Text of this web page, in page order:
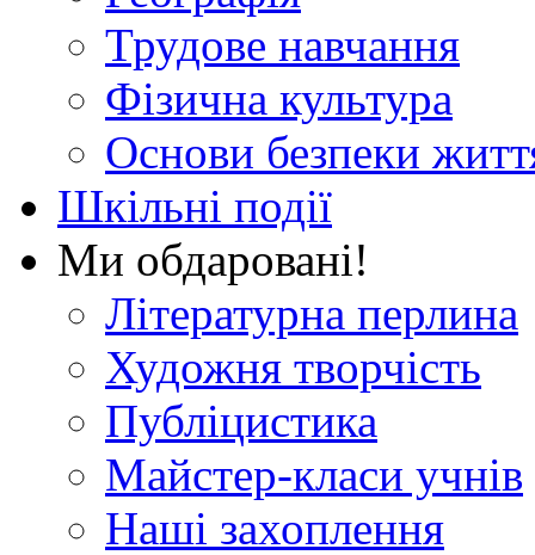
Трудове навчання
Фізична культура
Основи безпеки
Шкільні події
Ми обдаровані!
Літературна перлина
Художня творчість
Публіцистика
Майстер-класи учнів
Наші захоплення